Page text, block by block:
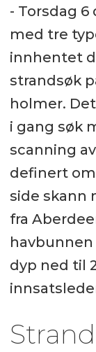
- Torsdag
med tre
innhentet
strandsøk
holmer.
i gang søk
scanning
definert
side skann
fra
dyp ned til